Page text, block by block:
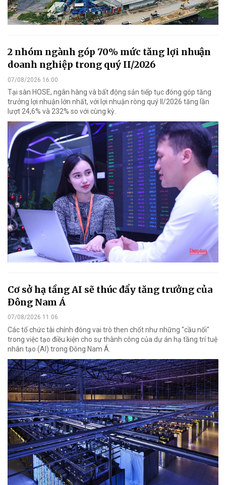
2 nhóm ngành góp 70% mức tăng lợi nhuận
doanh nghiệp trong quý II/2026
07/08/2026 16:00
Tại sàn HOSE, ngân hàng và bất động sản tiếp tục đóng góp tăng
trưởng lợi nhuận lớn nhất, với lợi nhuận ròng quý II/2026 tăng lần
lượt 24,6% và 232% so với cùng kỳ.
Cơ sở hạ tầng AI sẽ thúc đẩy tăng trưởng của
Đông Nam Á
07/08/2026 11:06
Các tổ chức tài chính đóng vai trò then chốt như những "cầu nối"
trong việc tạo điều kiện cho sự thành công của dự án hạ tầng trí tuệ
nhân tạo (AI) trong Đông Nam Á.